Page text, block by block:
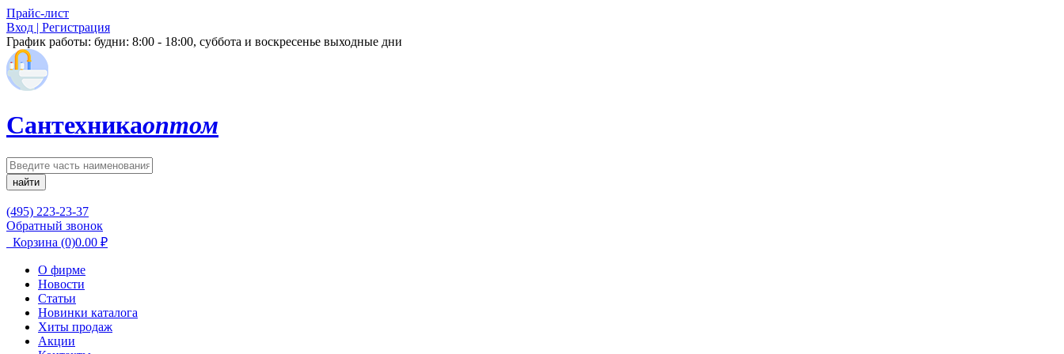
Прайс-лист
Вход | Регистрация
График работы: будни: 8:00 - 18:00, суббота и воскресенье выходные дни
Сантехникаоптом
найти
(495) 223-23-37
Обратный звонок
Корзина (0)0.00 ₽
О фирме
Новости
Статьи
Новинки каталога
Хиты продаж
Акции